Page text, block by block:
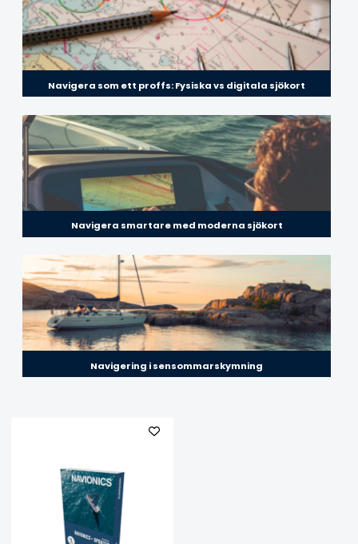
Navigera som ett proffs: Fysiska vs digitala sjökort
Navigera smartare med moderna sjökort
Navigering i sensommarskymning